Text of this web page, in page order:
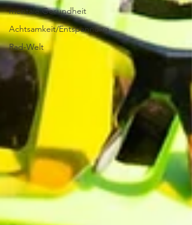
mentale Gesundheit
Achtsamkeit/Entspannung
Rad-Welt